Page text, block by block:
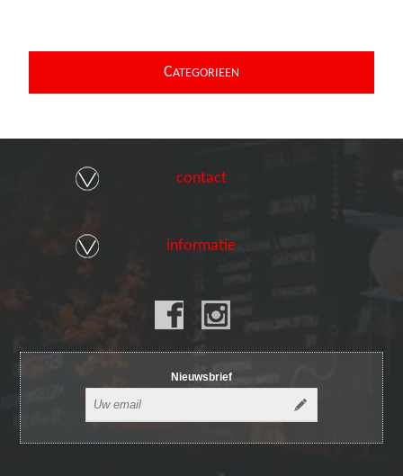
CATEGORIEEN
contact
informatie
Nieuwsbrief